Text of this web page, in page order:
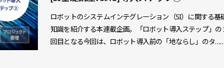
ロボットのシステムインテグレーション（SI）に関する基
知識を紹介する本連載企画。「ロボット導入ステップ」の
回目となる今回は、ロボット導入前の「地ならし」のタ